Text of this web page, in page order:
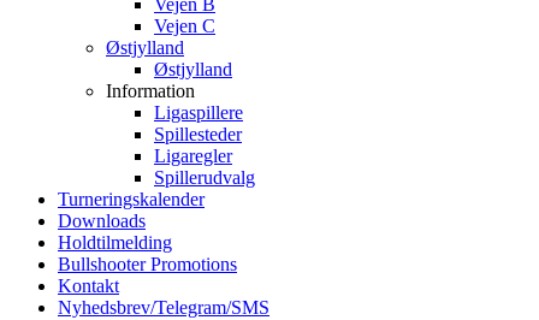
Vejen B
Vejen C
Østjylland
Østjylland
Information
Ligaspillere
Spillesteder
Ligaregler
Spillerudvalg
Turneringskalender
Downloads
Holdtilmelding
Bullshooter Promotions
Kontakt
Nyhedsbrev/Telegram/SMS